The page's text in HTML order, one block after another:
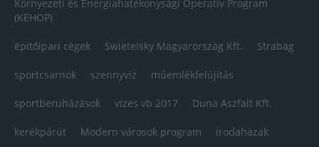
Környezeti és Energiahatékonysági Operatív Program
(KEHOP)
építőipari cégek Swietelsky Magyarország Kft. Strabag
sportcsarnok szennyvíz műemlékfelújítás
sportberuházások vizes vb 2017 Duna Aszfalt Kft.
kerékpárút Modern városok program irodaházak